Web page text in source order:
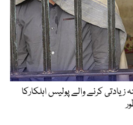
کرنے والے پولیس اہلکارکا